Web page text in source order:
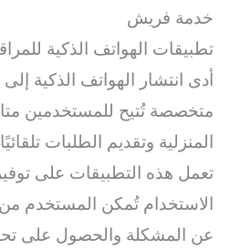
خدمة فريش
تطبيقات الهواتف الذكية
أدى انتشار الهواتف الذكية
متخصصة تُتيح للمستخدمين
المنزلية وتقديم الطلبات
تعمل هذه التطبيقات على
الاستخدام تُمكن المستخدم
عن المشكلة والحصول على